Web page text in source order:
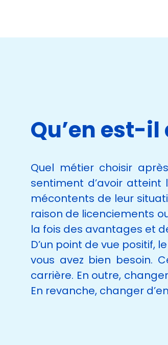
Qu’en est-
Quel métier choisir
sentiment d’avoir
mécontents de leur
raison de licenciements
la fois des avantages et
D’un point de vue positif,
vous avez bien besoin.
carrière. En outre,
En revanche, changer
des offres